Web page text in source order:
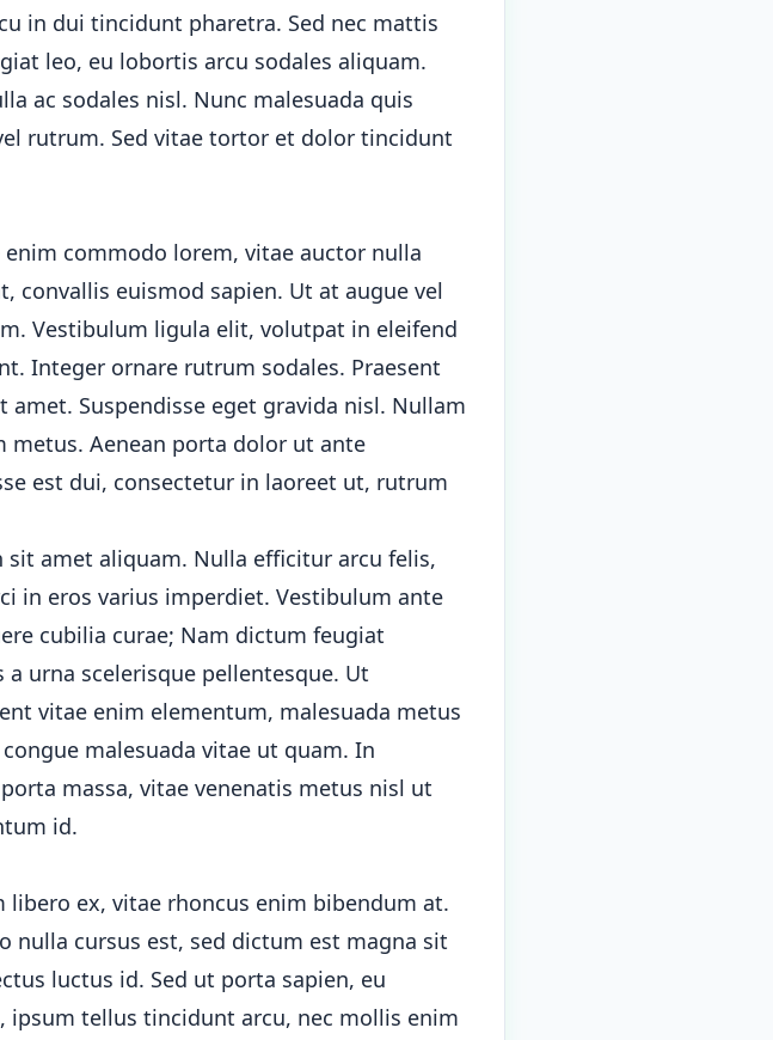
in dui tincidunt pharetra. Sed nec mattis
leo, eu lobortis arcu sodales aliquam.
ac sodales nisl. Nunc malesuada quis
rutrum. Sed vitae tortor et dolor tincidunt
commodo lorem, vitae auctor nulla
convallis euismod sapien. Ut at augue vel
Vestibulum ligula elit, volutpat in eleifend
Integer ornare rutrum sodales. Praesent
Suspendisse eget gravida nisl. Nullam
Aenean porta dolor ut ante
est dui, consectetur in laoreet ut, rutrum
sit amet aliquam. Nulla efficitur arcu felis,
in eros varius imperdiet. Vestibulum ante
cubilia curae; Nam dictum feugiat
urna scelerisque pellentesque. Ut
vitae enim elementum, malesuada metus
malesuada vitae ut quam. In
massa, vitae venenatis metus nisl ut
id.
ex, vitae rhoncus enim bibendum at.
nulla cursus est, sed dictum est magna sit
luctus id. Sed ut porta sapien, eu
ipsum tellus tincidunt arcu, nec mollis enim